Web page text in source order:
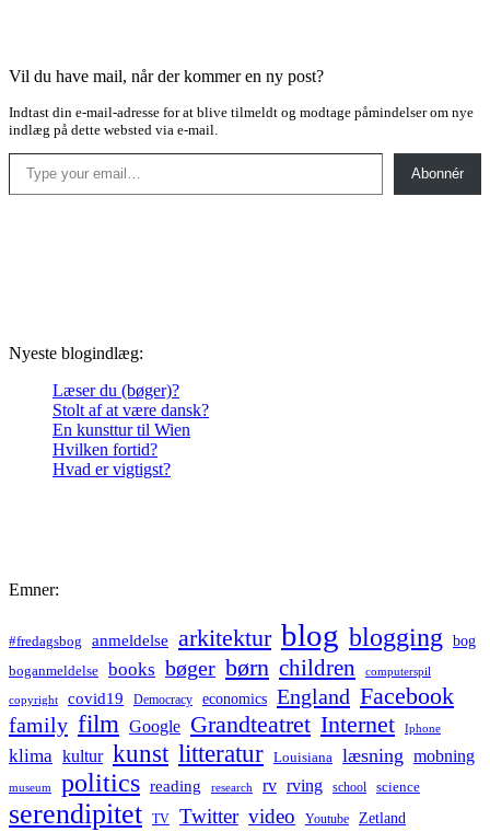
Vil du have mail, når der kommer en ny post?
Indtast din e-mail-adresse for at blive tilmeldt og modtage påmindelser om nye
indlæg på dette websted via e-mail.
Type your email…
Abonnér
Nyeste blogindlæg:
Læser du (bøger)?
Stolt af at være dansk?
En kunsttur til Wien
Hvilken fortid?
Hvad er vigtigst?
Emner:
#fredagsbog anmeldelse arkitektur blog blogging bog
boganmeldelse books bøger børn children computerspil
copyright covid19 Democracy economics England Facebook
family film Google Grandteatret Internet Iphone
klima kultur kunst litteratur Louisiana læsning mobning
museum politics reading research rv rving school science
serendipitet TV Twitter video Youtube Zetland